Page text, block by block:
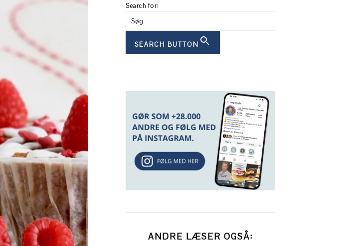
Search for:
SEARCH BUTTON
ANDRE LÆSER OGSÅ: